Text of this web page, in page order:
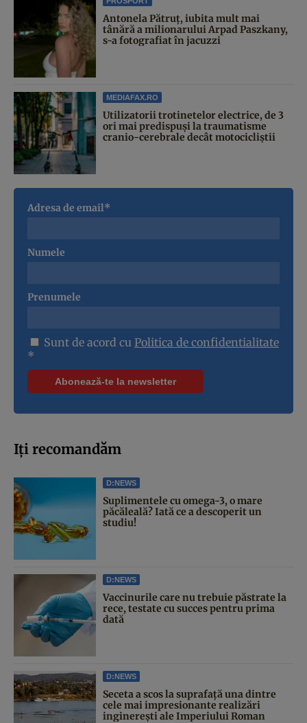
Antonela Pătruț, iubita mult mai
tânără a milionarului Arpad Paszkany,
s-a fotografiat în jacuzzi
MEDIAFAX.RO
Utilizatorii trotinetelor electrice, de 3
ori mai predispuși la traumatisme
cranio-cerebrale decât motocicliștii
Adresa de email*
Numele
Prenumele
Sunt de acord cu Politica de confidentialitate
*
Iți recomandăm
D:NEWS
Suplimentele cu omega-3, o mare
păcăleală? Iată ce a descoperit un
studiu!
D:NEWS
Vaccinurile care nu trebuie păstrate la
rece, testate cu succes pentru prima
dată
D:NEWS
Seceta a scos la suprafață una dintre
cele mai impresionante realizări
inginerești ale Imperiului Roman